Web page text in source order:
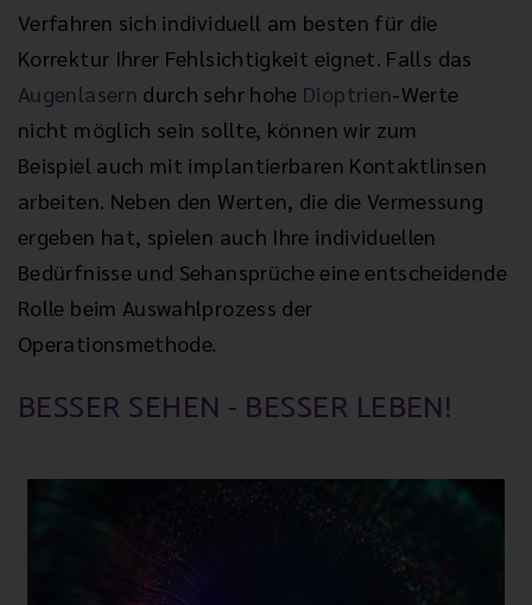
Verfahren sich individuell am besten für die
Korrektur Ihrer Fehlsichtigkeit eignet. Falls das
Augenlasern durch sehr hohe Dioptrien-Werte
nicht möglich sein sollte, können wir zum
Beispiel auch mit implantierbaren Kontaktlinsen
arbeiten. Neben den Werten, die die Vermessung
ergeben hat, spielen auch Ihre individuellen
Bedürfnisse und Sehansprüche eine entscheidende
Rolle beim Auswahlprozess der
Operationsmethode.
BESSER SEHEN - BESSER LEBEN!